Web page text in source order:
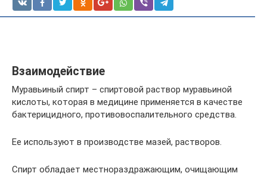
Взаимодействие
Муравьиный спирт – спиртовой раствор муравьиной
кислоты, которая в медицине применяется в качестве
бактерицидного, противовоспалительного средства.
Ее используют в производстве мазей, растворов.
Спирт обладает местнораздражающим, очищающим